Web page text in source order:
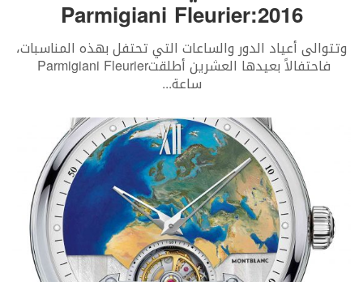
2016:Parmigiani Fleurier
‬فاحتفالاً‭ ‬بعيدها‭ ‬العشرين‭ ‬أطلقت‭ ‬Parmigiani Fleurier‭
‬ساعة‭...